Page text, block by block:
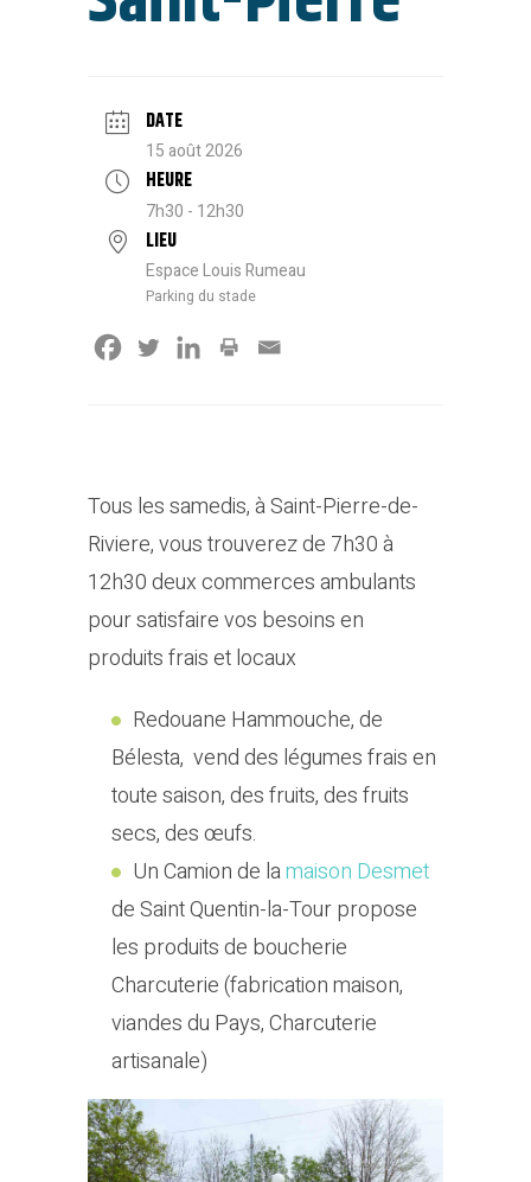
DATE
15 août 2026
HEURE
7h30 - 12h30
LIEU
Espace Louis Rumeau
Parking du stade
Tous les samedis, à Saint-Pierre-de-
Riviere, vous trouverez de 7h30 à
12h30 deux commerces ambulants
pour satisfaire vos besoins en
produits frais et locaux
Redouane Hammouche, de
Bélesta, vend des légumes frais en
toute saison, des fruits, des fruits
secs, des œufs.
Un Camion de lamaison Desmet
de Saint Quentin-la-Tour propose
les produits de boucherie
Charcuterie (fabrication maison,
viandes du Pays, Charcuterie
artisanale)